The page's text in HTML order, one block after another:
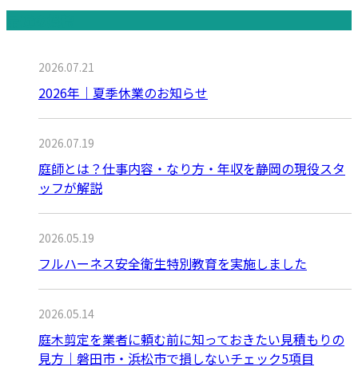
2026.07.21
2026年｜夏季休業のお知らせ
2026.07.19
庭師とは？仕事内容・なり方・年収を静岡の現役スタ
ッフが解説
2026.05.19
フルハーネス安全衛生特別教育を実施しました
2026.05.14
庭木剪定を業者に頼む前に知っておきたい見積もりの
見方｜磐田市・浜松市で損しないチェック5項目